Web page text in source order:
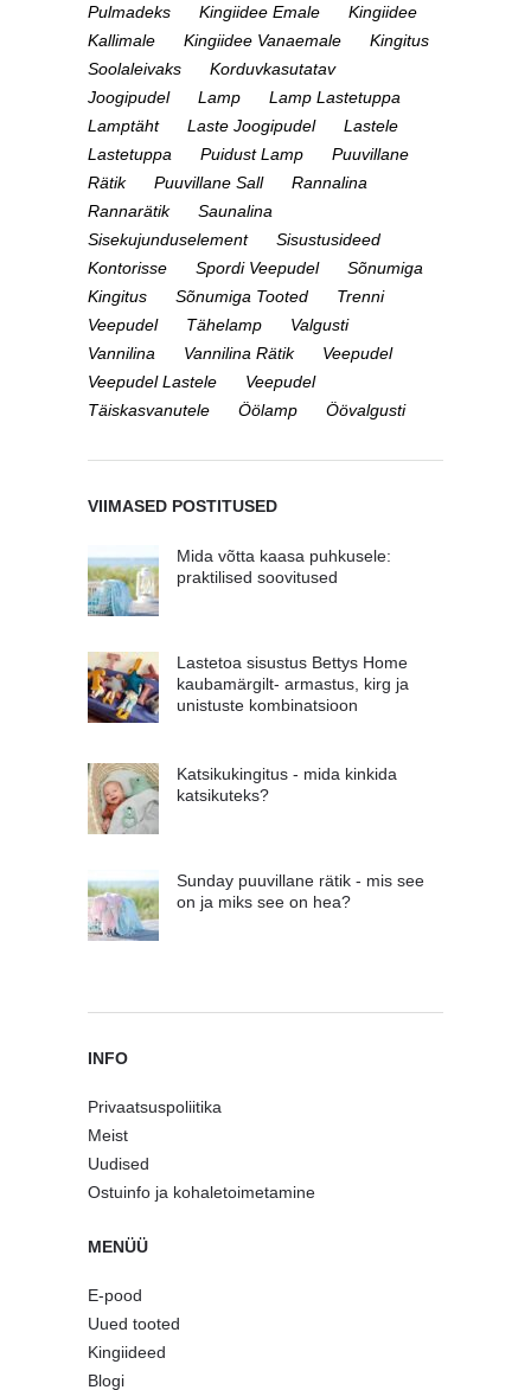
Pulmadeks
Kingiidee Emale
Kingiidee
Kallimale
Kingiidee Vanaemale
Kingitus
Soolaleivaks
Korduvkasutatav
Joogipudel
Lamp
Lamp Lastetuppa
Lamptäht
Laste Joogipudel
Lastele
Lastetuppa
Puidust Lamp
Puuvillane
Rätik
Puuvillane Sall
Rannalina
Rannarätik
Saunalina
Sisekujunduselement
Sisustusideed
Kontorisse
Spordi Veepudel
Sõnumiga
Kingitus
Sõnumiga Tooted
Trenni
Veepudel
Tähelamp
Valgusti
Vannilina
Vannilina Rätik
Veepudel
Veepudel Lastele
Veepudel
Täiskasvanutele
Öölamp Öövalgusti
VIIMASED POSTITUSED
Mida võtta kaasa puhkusele:
praktilised soovitused
Lastetoa sisustus Bettys Home
kaubamärgilt- armastus, kirg ja
unistuste kombinatsioon
Katsikukingitus - mida kinkida
katsikuteks?
Sunday puuvillane rätik - mis see
on ja miks see on hea?
INFO
Privaatsuspoliitika
Meist
Uudised
Ostuinfo ja kohaletoimetamine
MENÜÜ
E-pood
Uued tooted
Kingiideed
Blogi